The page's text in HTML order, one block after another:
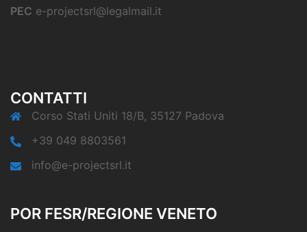
PEC e-projectsrl@legalmail.it
CONTATTI
Corso Stati Uniti 18/B, 35127 Padova
+39 049 8803561
info@e-projectsrl.it
POR FESR/REGIONE VENETO